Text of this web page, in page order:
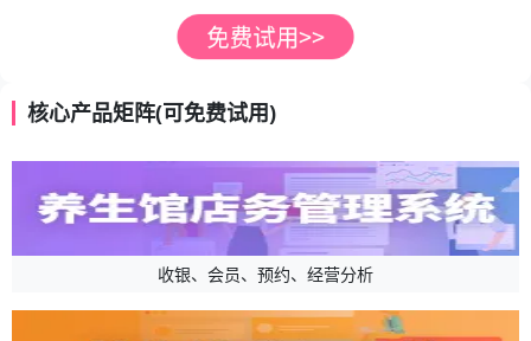
核心产品矩阵(可免费试用)
收银、会员、预约、经营分析